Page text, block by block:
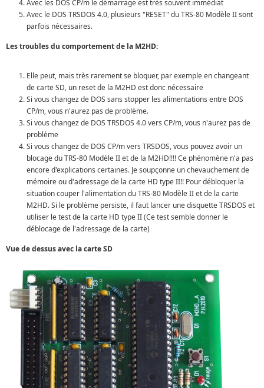
Avec les DOS CP/m le démarrage est très souvent immédiat
Avec le DOS TRSDOS 4.0, plusieurs "RESET" du TRS-80 Modèle II sont
parfois nécessaires.
Les troubles du comportement de la M2HD:
Elle peut, mais très rarement se bloquer, par exemple en changeant
de carte SD, un reset de la M2HD est donc nécessaire
Si vous changez de DOS sans stopper les alimentations entre DOS
CP/m, vous n'aurez pas de problème.
Si vous changez de DOS TRSDOS 4.0 vers CP/m, vous n'aurez pas de
problème
Si vous changez de DOS CP/m vers TRSDOS, vous pouvez avoir un
blocage du TRS-80 Modèle II et de la M2HD!!!! Ce phénomène n'a pas
encore d'explications certaines. Je soupçonne un chevauchement de
mémoire ou d'adressage de la carte HD type II!! Pour débloquer la
situation couper l'alimentation du TRS-80 Modèle II et de la carte
M2HD. Si le problème persiste, il faut lancer une disquette TRSDOS et
utiliser le test de la carte HD type II (Ce test semble donner le
déblocage de l'adressage de la carte)
Vue de dessus avec la carte SD